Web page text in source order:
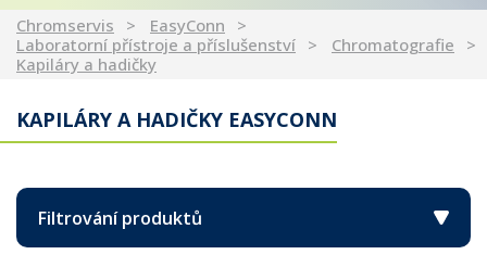
Chromservis
EasyConn
Laboratorní přístroje a příslušenství
Chromatografie
Kapiláry a hadičky
KAPILÁRY A HADIČKY EASYCONN
Filtrování produktů